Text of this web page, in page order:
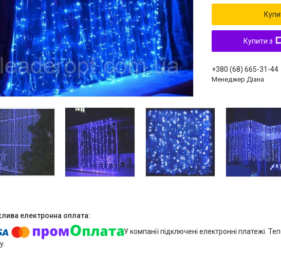
Купити з
+380 (68) 665-31-44
Менеджер Діана
У компанії підключені електронні платежі.